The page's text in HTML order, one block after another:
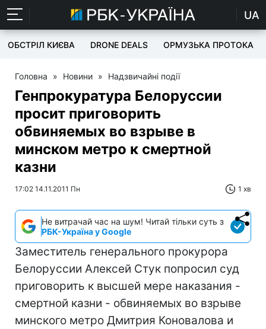
UA
ОБСТРІЛ КИЄВА DRONE DEALS ОРМУЗЬКА ПРОТОКА
Головна » Новини » Надзвичайні події
Генпрокуратура Белоруссии
просит приговорить
обвиняемых во взрыве в
минском метро к смертной
казни
17:02 14.11.2011 Пн 1 хв
Не витрачай час на шум! Читай тільки суть з
РБК-Україна у Google
Заместитель генерального прокурора
Белоруссии Алексей Стук попросил суд
приговорить к высшей мере наказания -
смертной казни - обвиняемых во взрыве
минского метро Дмитрия Коновалова и